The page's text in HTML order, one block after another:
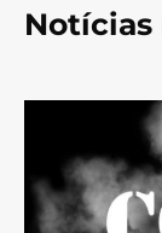
Notícias